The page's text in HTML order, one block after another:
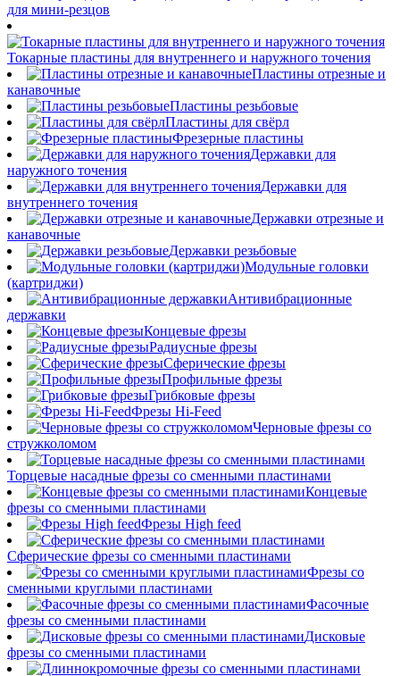
для мини-резцов
Токарные пластины для внутреннего и наружного точения
Пластины отрезные и
канавочные
Пластины резьбовые
Пластины для свёрл
Фрезерные пластины
Державки для
наружного точения
Державки для
внутреннего точения
Державки отрезные и
канавочные
Державки резьбовые
Модульные головки
(картриджи)
Антивибрационные
державки
Концевые фрезы
Радиусные фрезы
Сферические фрезы
Профильные фрезы
Грибковые фрезы
Фрезы Hi-Feed
Черновые фрезы со
стружколомом
Торцевые насадные фрезы со сменными пластинами
Концевые
фрезы со сменными пластинами
Фрезы High feed
Сферические фрезы со сменными пластинами
Фрезы со
сменными круглыми пластинами
Фасочные
фрезы со сменными пластинами
Дисковые
фрезы со сменными пластинами